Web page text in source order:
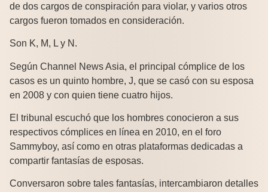
de dos cargos de conspiración para violar, y varios otros
cargos fueron tomados en consideración.
Son K, M, L y N.
Según Channel News Asia, el principal cómplice de los
casos es un quinto hombre, J, que se casó con su esposa
en 2008 y con quien tiene cuatro hijos.
El tribunal escuchó que los hombres conocieron a sus
respectivos cómplices en línea en 2010, en el foro
Sammyboy, así como en otras plataformas dedicadas a
compartir fantasías de esposas.
Conversaron sobre tales fantasías, intercambiaron detalles